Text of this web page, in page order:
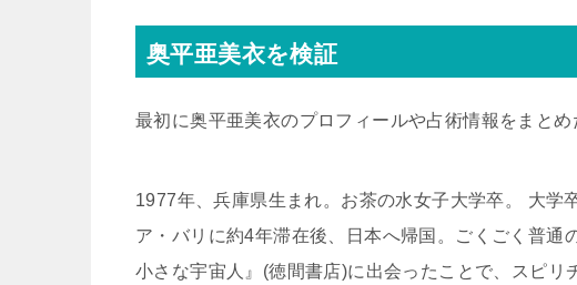
奥平亜美衣を検証
最初に奥平亜美衣のプロフィールや占術情報をまとめ
1977年、兵庫県生まれ。お茶の水女子大学卒。 大学
ア・バリに約4年滞在後、日本へ帰国。ごくごく普通
小さな宇宙人』(徳間書店)に出会ったことで、スピ